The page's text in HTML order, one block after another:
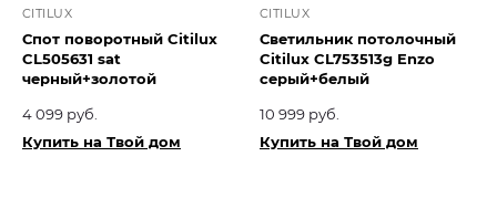
CITILUX
Спот поворотный Citilux
CL505631 sat
черный+золотой
4 099 руб.
Купить на Твой дом
CITILUX
Светильник потолочный
Citilux CL753513g Enzo
серый+белый
10 999 руб.
Купить на Твой дом